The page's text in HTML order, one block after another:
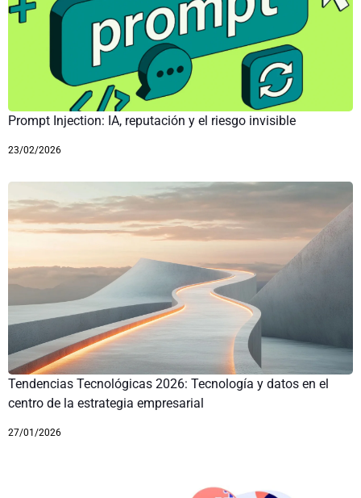
Prompt Injection: IA, reputación y el riesgo invisible
23/02/2026
Tendencias Tecnológicas 2026: Tecnología y datos en el
centro de la estrategia empresarial
27/01/2026